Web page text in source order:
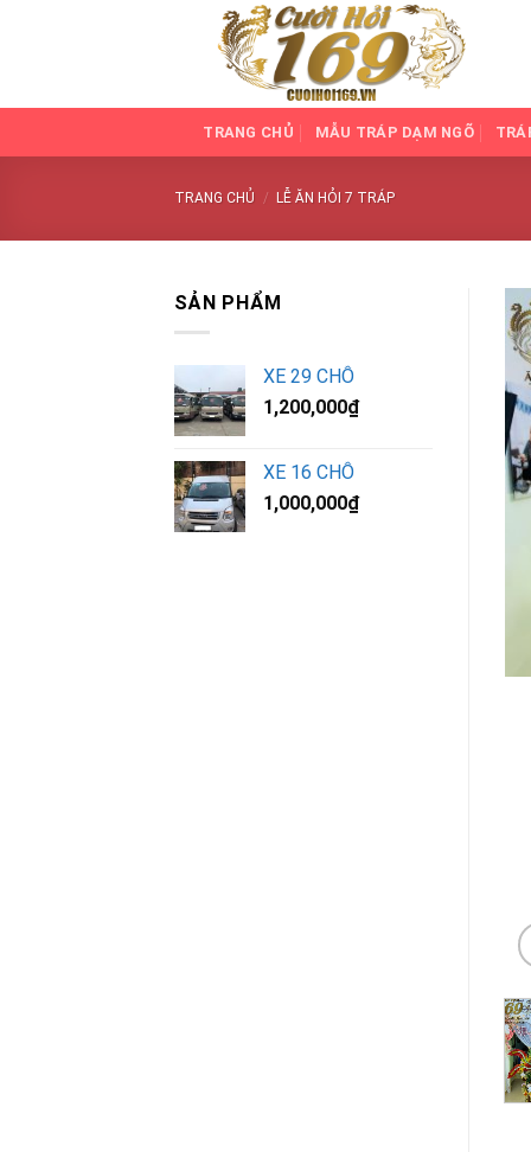
TRANG CHỦ MẪU TRÁP DẠM NGÕ
TRANG CHỦ / LỄ ĂN HỎI 7 TRÁP
SẢN PHẨM
XE 29 CHỖ
1,200,000₫
XE 16 CHỖ
1,000,000₫